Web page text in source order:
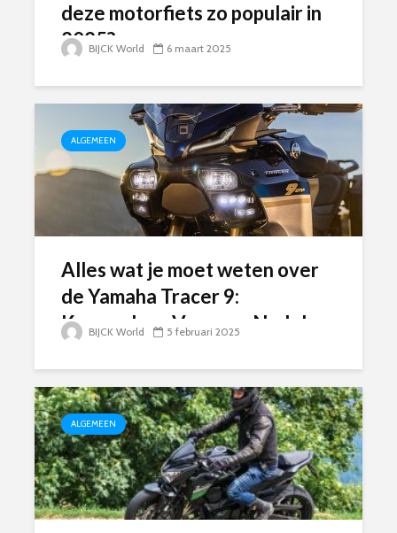
deze motorfiets zo populair in
2025?BIJCK World 6 maart 2025
ALGEMEEN
Alles wat je moet weten over
de Yamaha Tracer 9:
Kenmerken, Voor- en Nadelen
BIJCK World 5 februari 2025
ALGEMEEN